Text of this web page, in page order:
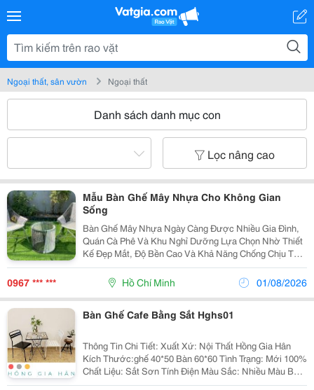
Ngoại thất, sân vườn Ngoại thất
Danh sách danh mục con
Lọc nâng cao
Mẫu Bàn Ghế Mây Nhựa Cho Không Gian
Sống
Bàn Ghế Mây Nhựa Ngày Càng Được Nhiều Gia Đình,
Quán Cà Phê Và Khu Nghỉ Dưỡng Lựa Chọn Nhờ Thiết
Kế Đẹp Mắt, Độ Bền Cao Và Khả Năng Chống Chịu Tốt
Với Điều Kiện Thời Tiết. Với Chất Liệu Mây Nhựa Tổng
Hợp Kết Hợp Khung Kim Loại Chắc Chắn, Sản Phẩm...
0967 *** *** Hồ Chí Minh 01/08/2026
Bàn Ghế Cafe Bằng Sắt Hghs01
Thông Tin Chi Tiết: Xuất Xứ: Nội Thất Hồng Gia Hân
Kích Thước:ghế 40*50 Bàn 60*60 Tình Trạng: Mới 100%
Chất Liệu: Sắt Sơn Tính Điện Màu Sắc: Nhiều Màu Bảo
Hành: 12 Tháng Đặc Biệt Chúng Tôi Nhận Gia Công